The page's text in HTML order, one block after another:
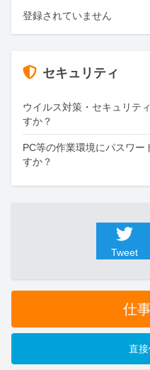
登録されていません
セキュリティ
ウイルス対策・セキュリテ
すか？
PC等の作業環境にパスワー
すか？
Tweet
仕
直